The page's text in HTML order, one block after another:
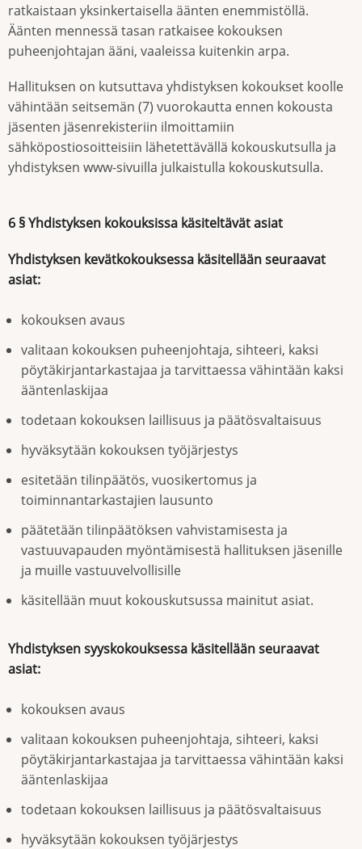
ratkaistaan yksinkertaisella äänten enemmistöllä.
Äänten mennessä tasan ratkaisee kokouksen
puheenjohtajan ääni, vaaleissa kuitenkin arpa.
Hallituksen on kutsuttava yhdistyksen kokoukset koolle
vähintään seitsemän (7) vuorokautta ennen kokousta
jäsenten jäsenrekisteriin ilmoittamiin
sähköpostiosoitteisiin lähetettävällä kokouskutsulla ja
yhdistyksen www-sivuilla julkaistulla kokouskutsulla.
6 § Yhdistyksen kokouksissa käsiteltävät asiat
Yhdistyksen kevätkokouksessa käsitellään seuraavat
asiat:
kokouksen avaus
valitaan kokouksen puheenjohtaja, sihteeri, kaksi
pöytäkirjantarkastajaa ja tarvittaessa vähintään kaksi
ääntenlaskijaa
todetaan kokouksen laillisuus ja päätösvaltaisuus
hyväksytään kokouksen työjärjestys
esitetään tilinpäätös, vuosikertomus ja
toiminnantarkastajien lausunto
päätetään tilinpäätöksen vahvistamisesta ja
vastuuvapauden myöntämisestä hallituksen jäsenille
ja muille vastuuvelvollisille
käsitellään muut kokouskutsussa mainitut asiat.
Yhdistyksen syyskokouksessa käsitellään seuraavat
asiat:
kokouksen avaus
valitaan kokouksen puheenjohtaja, sihteeri, kaksi
pöytäkirjantarkastajaa ja tarvittaessa vähintään kaksi
ääntenlaskijaa
todetaan kokouksen laillisuus ja päätösvaltaisuus
hyväksytään kokouksen työjärjestys